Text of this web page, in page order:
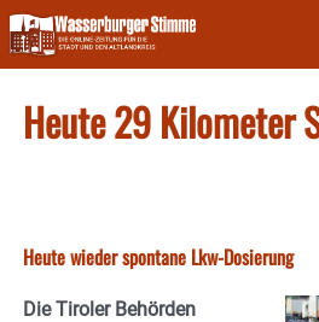
Skip
to
content
Heute 29 Kilometer
Heute wieder spontane Lkw-Dosierung
Die Tiroler Behörden